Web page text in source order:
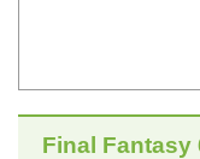
Final Fantasy